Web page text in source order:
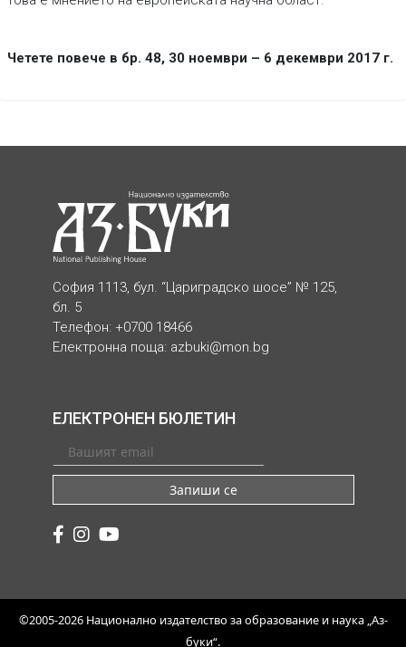
Четете повече в бр. 48, 30 ноември – 6 декември 2017 г.
София 1113, бул. “Цариградско шосе” № 125,
бл. 5
Телефон: +0700 18466
Електронна поща: azbuki@mon.bg
ЕЛЕКТРОНЕН БЮЛЕТИН
Запиши се
©2005-2026 Национално издателство за образование и наука „Аз-
буки“.